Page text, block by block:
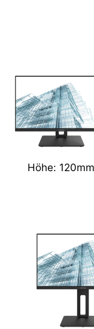
Höhe: 120mm